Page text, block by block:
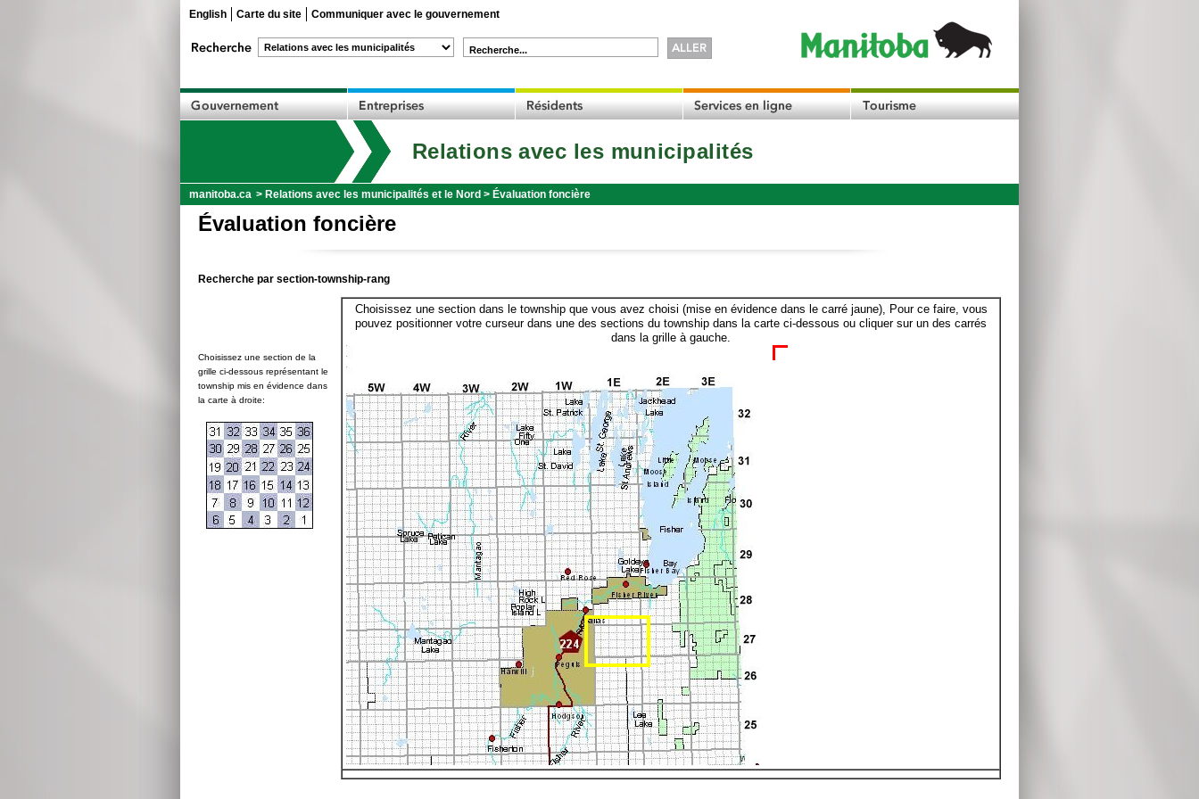
English Carte du site Communiquer avec le gouvernement
Recherche...
Relations avec les municipalités
manitoba.ca > Relations avec les municipalités et le Nord > Évaluation foncière
Évaluation foncière
Recherche par section-township-rang
Choisissez une section de la
grille ci-dessous représentant le
township mis en évidence dans
la carte à droite:
Choisissez une section dans le township que vous avez choisi (mise en évidence dans le carré jaune), Pour ce faire, vous
pouvez positionner votre curseur dans une des sections du township dans la carte ci-dessous ou cliquer sur un des carrés
dans la grille à gauche.